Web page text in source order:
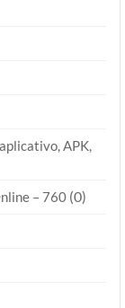
APK,
– 760 (0)